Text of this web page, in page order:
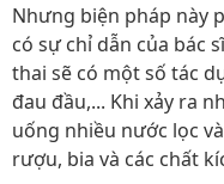
Nhưng biện pháp này
có sự chỉ dẫn của bác
thai sẽ có một số tác
đau đầu,... Khi xảy ra
uống nhiều nước lọc
rượu, bia và các chất